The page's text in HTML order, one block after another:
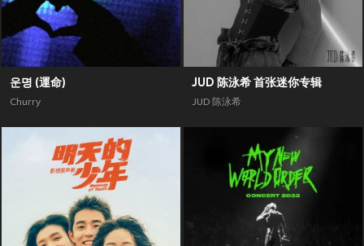
운명 (運命)
Churry
JUD 陈泳希 首张迷你专辑
JUD 陈泳希